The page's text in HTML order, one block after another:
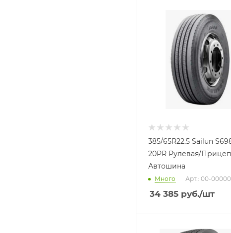
385/65R22.5 Sailun
20PR Рулевая/
Автошина
Много Арт.: 00-
34 385 руб./шт